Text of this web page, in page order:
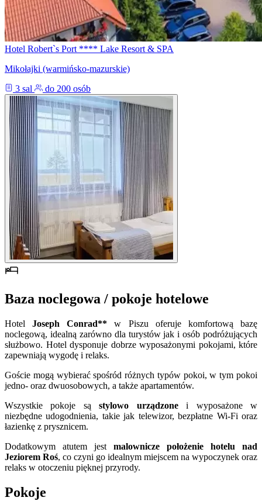
Hotel Robert`s Port **** Lake Resort & SPA
Mikołajki (warmińsko-mazurskie)
3 sal
do 200 osób
Baza noclegowa / pokoje hotelowe
HotelJoseph Conrad** w Piszu oferuje komfortową bazę
noclegową, idealną zarówno dla turystów jak i osób podróżujących
służbowo. Hotel dysponuje dobrze wyposażonymi pokojami, które
zapewniają wygodę i relaks.
Goście mogą wybierać spośród różnych typów pokoi, w tym pokoi
jedno- oraz dwuosobowych, a także apartamentów.
Wszystkie pokoje sąstylowo urządzonei wyposażone w
niezbędne udogodnienia, takie jak telewizor, bezpłatne Wi-Fi oraz
łazienkę z prysznicem.
Dodatkowym atutem jest malownicze położenie hotelu nad
Jeziorem Roś, co czyni go idealnym miejscem na wypoczynek oraz
relaks w otoczeniu pięknej przyrody.
Pokoje